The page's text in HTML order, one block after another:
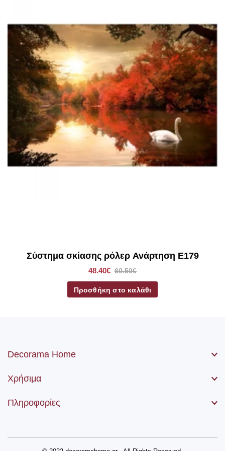
διαφορετικά σχέδια και χρώματα, αυτό που
ταιριάζει απόλυτα στο γούστο σας.
Προσοχή στον τρόπο μέτρησης των ρόλερ, ο πλάτος
του υφάσματος θα είναι κατά 3,5cm μικρότερο από το
ολικό μήκος του ρόλερ.
Παράδειγμα:
Σε ένα ρόλερ με ολικό πλάτος (από στήριγμα σε
στήριγμα) 1,00cm το καθαρό πλάτος του υφάσματος θα
Σύστημα σκίασης ρόλερ Ανάρτηση E179
48.40€ 60.50€
Προσθήκη στο καλάθι
Decorama Home
Χρήσιμα
Πληροφορίες